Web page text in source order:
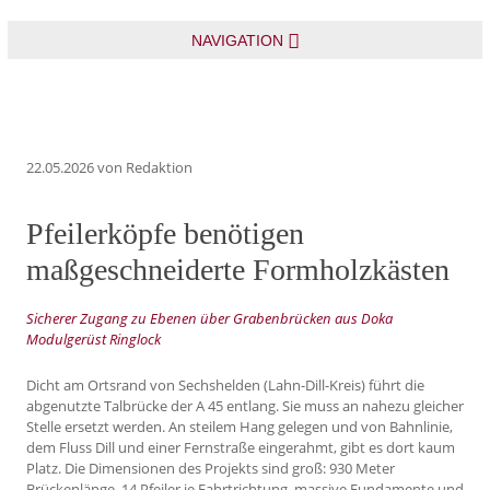
NAVIGATION
22.05.2026von Redaktion
Pfeilerköpfe benötigen
maßgeschneiderte Formholzkästen
Sicherer Zugang zu Ebenen über Grabenbrücken aus Doka
Modulgerüst Ringlock
Dicht am Ortsrand von Sechshelden (Lahn-Dill-Kreis) führt die
abgenutzte Talbrücke der A 45 entlang. Sie muss an nahezu gleicher
Stelle ersetzt werden. An steilem Hang gelegen und von Bahnlinie,
dem Fluss Dill und einer Fernstraße eingerahmt, gibt es dort kaum
Platz. Die Dimensionen des Projekts sind groß: 930 Meter